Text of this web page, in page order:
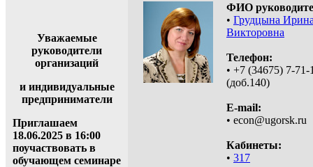
Уважаемые
руководители
организаций
и индивидуальные
предприниматели
Приглашаем
18.06.2025 в 16:00
поучаствовать в
обучающем семинаре
ФИО
• Грудцына
Викторовна
Телефон:
• +7 (34675) 7-71-
(доб.140)
E-mail:
• econ@ugorsk.ru
Кабинеты:
• 317